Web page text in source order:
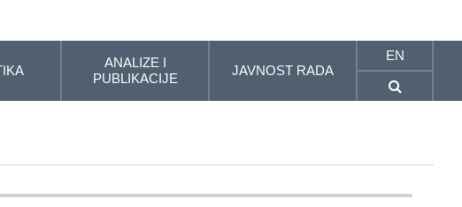
ANALIZE I
PUBLIKACIJE
JAVNOST RADA
EN